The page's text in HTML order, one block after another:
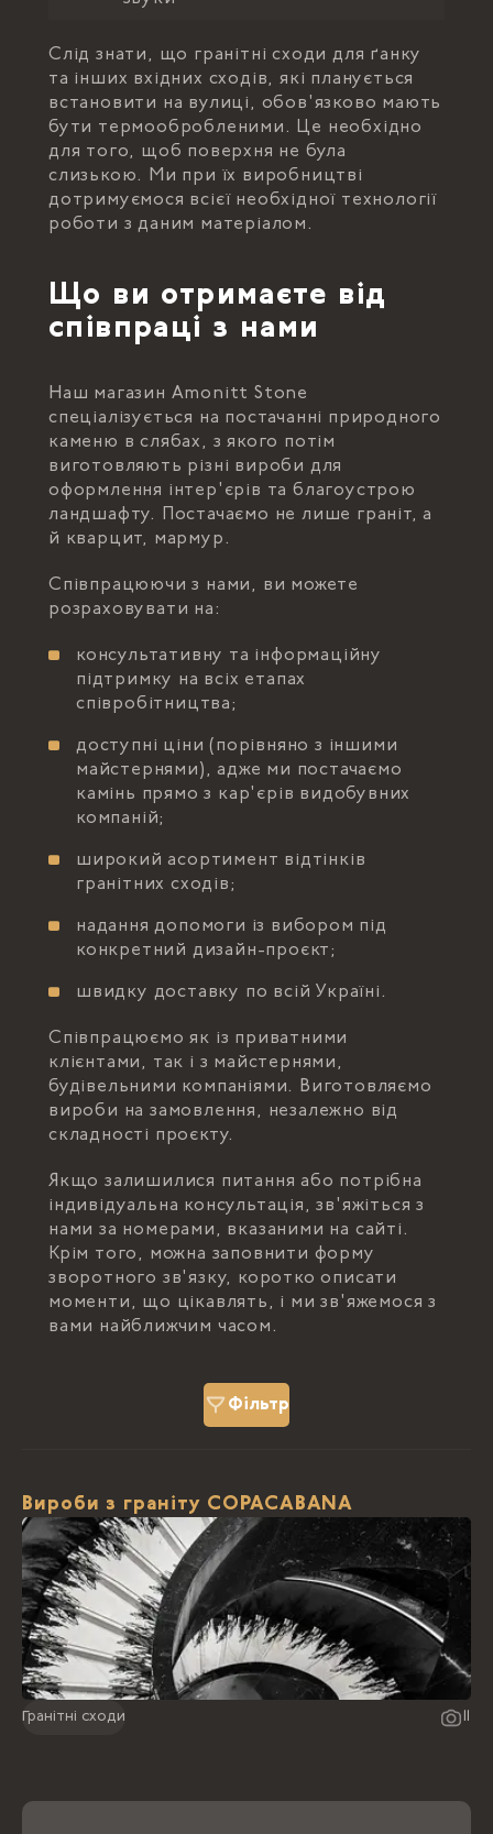
Слід знати, що гранітні сходи для ґанку
та інших вхідних сходів, які планується
встановити на вулиці, обов'язково мають
бути термообробленими. Це необхідно
для того, щоб поверхня не була
слизькою. Ми при їх виробництві
дотримуємося всієї необхідної технології
роботи з даним матеріалом.
Що ви отримаєте від
співпраці з нами
Наш магазин Amonitt Stone
спеціалізується на постачанні природного
каменю в слябах, з якого потім
виготовляють різні вироби для
оформлення інтер'єрів та благоустрою
ландшафту. Постачаємо не лише граніт, а
й кварцит, мармур.
Співпрацюючи з нами, ви можете
розраховувати на:
консультативну та інформаційну
підтримку на всіх етапах
співробітництва;
доступні ціни (порівняно з іншими
майстернями), адже ми постачаємо
камінь прямо з кар'єрів видобувних
компаній;
широкий асортимент відтінків
гранітних сходів;
надання допомоги із вибором під
конкретний дизайн-проєкт;
швидку доставку по всій Україні.
Співпрацюємо як із приватними
клієнтами, так і з майстернями,
будівельними компаніями. Виготовляємо
вироби на замовлення, незалежно від
складності проєкту.
Якщо залишилися питання або потрібна
індивідуальна консультація, зв'яжіться з
нами за номерами, вказаними на сайті.
Крім того, можна заповнити форму
зворотного зв'язку, коротко описати
моменти, що цікавлять, і ми зв'яжемося з
вами найближчим часом.
Фільтр
Вироби з граніту COPACABANA
Гранітні сходи